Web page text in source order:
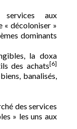
aux
« décoloniser »
dominants
la doxa
des achats[6]
banalisés,
des services
» les uns aux